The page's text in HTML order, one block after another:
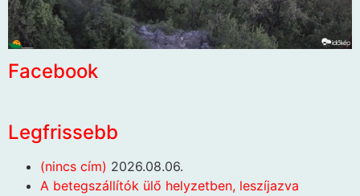
Facebook
Legfrissebb
(nincs cím) 2026.08.06.
A betegszállítók ülő helyzetben, leszíjazva